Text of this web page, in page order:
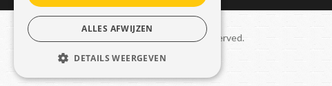
Copyright © 2021 Dais. All rights reserved.
Sitemap–GDPR
ALLES AFWIJZEN
DETAILS WEERGEVEN
STRIKT NOODZAKELIJK